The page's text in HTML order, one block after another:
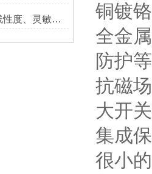
IFM易福门传感器线性度、灵敏度的定义各是什么?
铜镀铬
全金
防护
抗磁
大开
集成
很小